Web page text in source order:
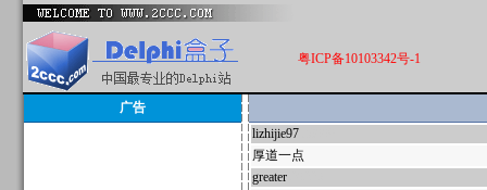
粤ICP备10103342号-1
广告
lizhijie97
厚道一点
greater